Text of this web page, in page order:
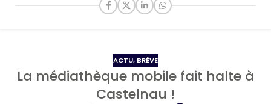
ACTU, BRÈVE
La médiathèque mobile fait halte à
Castelnau !